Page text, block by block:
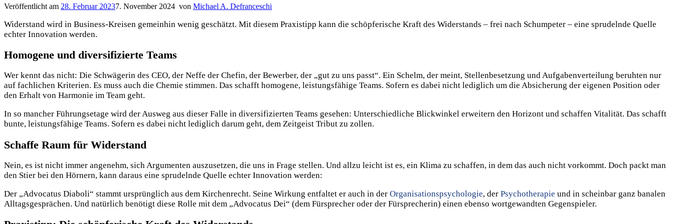
Veröffentlicht am 28. Februar 20237. November 2024 von Michael A. Defranceschi
Widerstand wird in Business-Kreisen gemeinhin wenig geschätzt. Mit diesem Praxistipp kann die schöpferische Kraft des Widerstands – frei nach Schumpeter – eine sprudelnde Quelle
echter Innovation werden.
Homogene und diversifizierte Teams
Wer kennt das nicht: Die Schwägerin des CEO, der Neffe der Chefin, der Bewerber, der „gut zu uns passt“. Ein Schelm, der meint, Stellenbesetzung und Aufgabenverteilung beruhten nur
auf fachlichen Kriterien. Es muss auch die Chemie stimmen. Das schafft homogene, leistungsfähige Teams. Sofern es dabei nicht lediglich um die Absicherung der eigenen Position oder
den Erhalt von Harmonie im Team geht.
In so mancher Führungsetage wird der Ausweg aus dieser Falle in diversifizierten Teams gesehen: Unterschiedliche Blickwinkel erweitern den Horizont und schaffen Vitalität. Das schafft
bunte, leistungsfähige Teams. Sofern es dabei nicht lediglich darum geht, dem Zeitgeist Tribut zu zollen.
Schaffe Raum für Widerstand
Nein, es ist nicht immer angenehm, sich Argumenten auszusetzen, die uns in Frage stellen. Und allzu leicht ist es, ein Klima zu schaffen, in dem das auch nicht vorkommt. Doch packt man
den Stier bei den Hörnern, kann daraus eine sprudelnde Quelle echter Innovation werden:
Der „Advocatus Diaboli“ stammt ursprünglich aus dem Kirchenrecht. Seine Wirkung entfaltet er auch in der Organisationspsychologie, der Psychotherapie und in scheinbar ganz banalen
Alltagsgesprächen. Und natürlich benötigt diese Rolle mit dem „Advocatus Dei“ (dem Fürsprecher oder der Fürsprecherin) einen ebenso wortgewandten Gegenspieler.